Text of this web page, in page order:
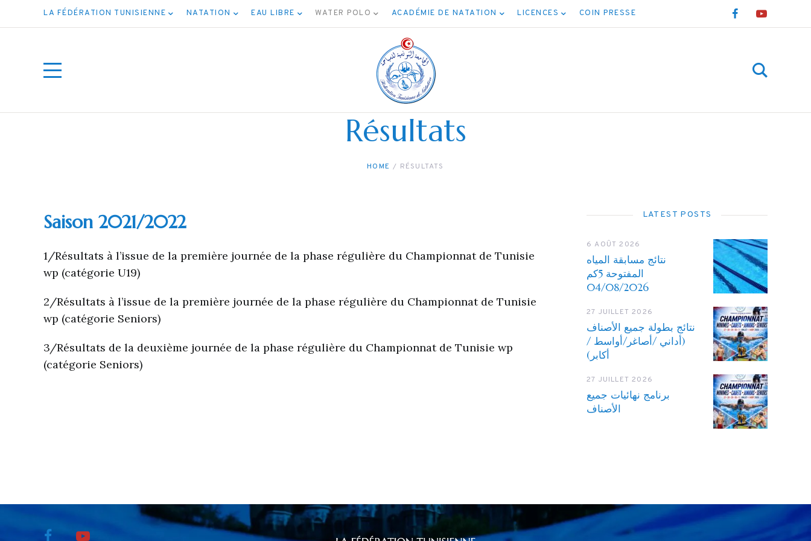
LA FÉDÉRATION TUNISIENNE NATATION EAU LIBRE WATER POLO ACADÉMIE DE NATATION LICENCES COIN PRESSE
Résultats
HOME RÉSULTATS
Saison 2021/2022
1/Résultats à l’issue de la première journée de la phase régulière du Championnat de Tunisie
wp (catégorie U19)
2/Résultats à l’issue de la première journée de la phase régulière du Championnat de Tunisie
wp (catégorie Seniors)
3/Résultats de la deuxième journée de la phase régulière du Championnat de Tunisie wp
(catégorie Seniors)
LATEST POSTS
6 AOÛT 2026
نتائج مسابقة المياه
المفتوحة 5كم
04/08/2026
27 JUILLET 2026
نتائج بطولة جميع الأصناف
(أداني /أصاغر/أواسط /
أكابر)
27 JUILLET 2026
برنامج نهائيات جميع
الأصناف